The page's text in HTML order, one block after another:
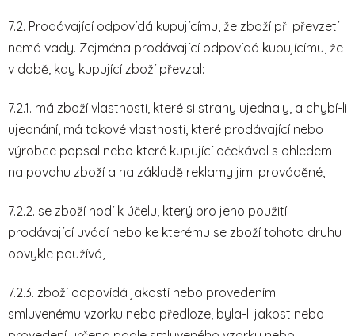
7.2. Prodávající odpovídá kupujícímu, že zboží při převzetí
nemá vady. Zejména prodávající odpovídá kupujícímu, že
v době, kdy kupující zboží převzal:
7.2.1. má zboží vlastnosti, které si strany ujednaly, a chybí-li
ujednání, má takové vlastnosti, které prodávající nebo
výrobce popsal nebo které kupující očekával s ohledem
na povahu zboží a na základě reklamy jimi prováděné,
7.2.2. se zboží hodí k účelu, který pro jeho použití
prodávající uvádí nebo ke kterému se zboží tohoto druhu
obvykle používá,
7.2.3. zboží odpovídá jakostí nebo provedením
smluvenému vzorku nebo předloze, byla-li jakost nebo